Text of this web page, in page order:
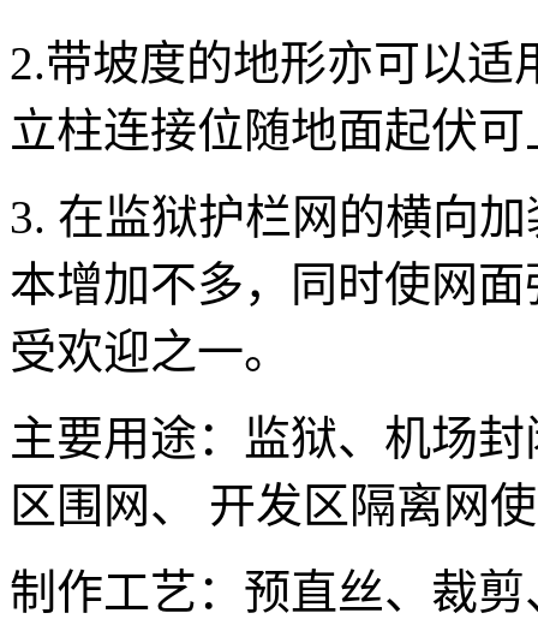
2.带坡度的地形亦可以
立柱连接位随地面起伏
3. 在监狱护栏网的横向
本增加不多，同时使网
受欢迎之一。
主要用途：监狱、机场
区围网、 开发区隔离网
制作工艺：预直丝、裁